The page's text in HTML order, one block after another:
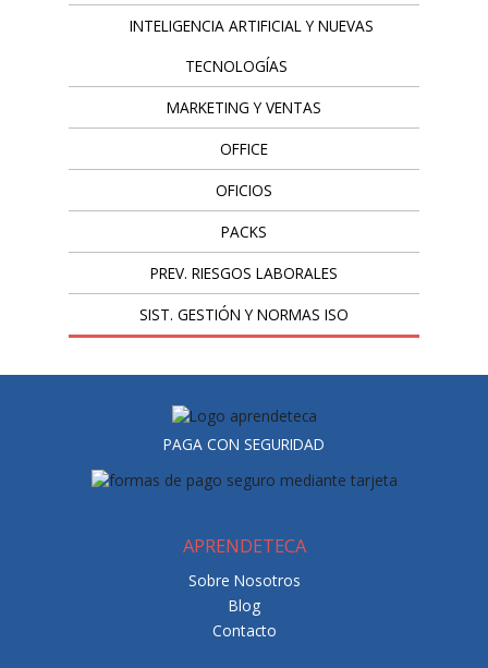
INTELIGENCIA ARTIFICIAL Y NUEVAS
TECNOLOGÍAS
MARKETING Y VENTAS
OFFICE
OFICIOS
PACKS
PREV. RIESGOS LABORALES
SIST. GESTIÓN Y NORMAS ISO
PAGA CON SEGURIDAD
APRENDETECA
Sobre Nosotros
Blog
Contacto